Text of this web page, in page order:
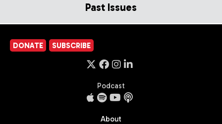
Past Issues
DONATE SUBSCRIBE
Podcast
About